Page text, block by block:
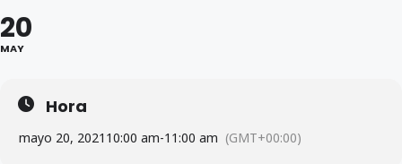
20
MAY
Hora
mayo 20, 2021 10:00 am-11:00 am (GMT+00:00)